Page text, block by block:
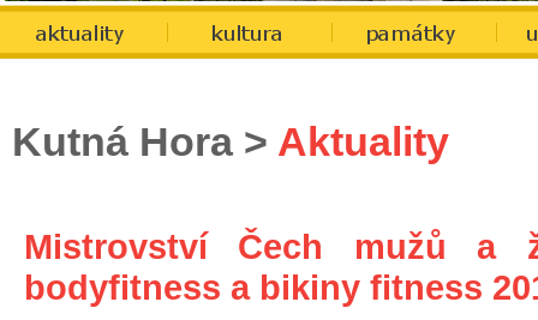
Kutná Hora > Aktuality
Mistrovství Čech mužů a
bodyfitness a bikiny fitness